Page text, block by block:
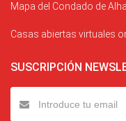
Mapa del Condado de
Casas abiertas virtuales
SUSCRIPCIÓN